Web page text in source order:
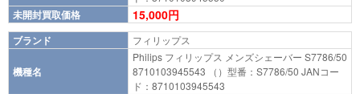
未開封買取価格 15,000円
ブランド フィリップス
機種名
Philips フィリップス メンズシェーバー S7786/50
8710103945543 （）型番：S7786/50 JANコー
ド：8710103945543